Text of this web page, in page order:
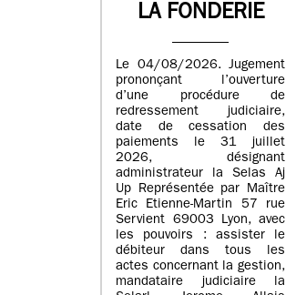
LA FONDERIE
Le 04/08/2026. Jugement
prononçant l’ouverture
d’une procédure de
redressement judiciaire,
date de cessation des
paiements le 31 juillet
2026, désignant
administrateur la Selas Aj
Up Représentée par Maître
Eric Etienne-Martin 57 rue
Servient 69003 Lyon, avec
les pouvoirs : assister le
débiteur dans tous les
actes concernant la gestion,
mandataire judiciaire la